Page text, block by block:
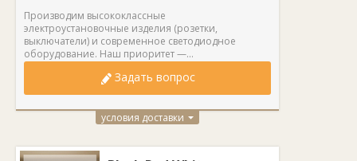
Производим высококлассные
электроустановочные изделия (розетки,
выключатели) и современное светодиодное
оборудование. Наш приоритет —...
Задать вопрос
условия доставки